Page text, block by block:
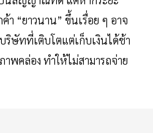
า “ยาวนาน” ขึ้นเรื่อย ๆ อาจ
ทที่เติบโตแต่เก็บเงินได้ช้า
พคล่อง ทำให้ไม่สามารถจ่าย